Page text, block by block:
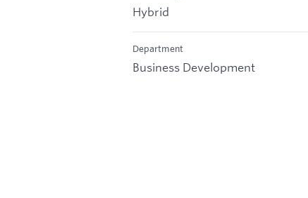
Hybrid
Department
Business Development